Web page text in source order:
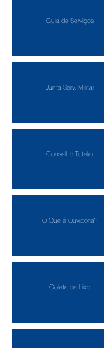
Guia de Serviços
Junta Serv. Militar
Conselho Tutelar
O Que é Ouvidoria?
Coleta de Lixo